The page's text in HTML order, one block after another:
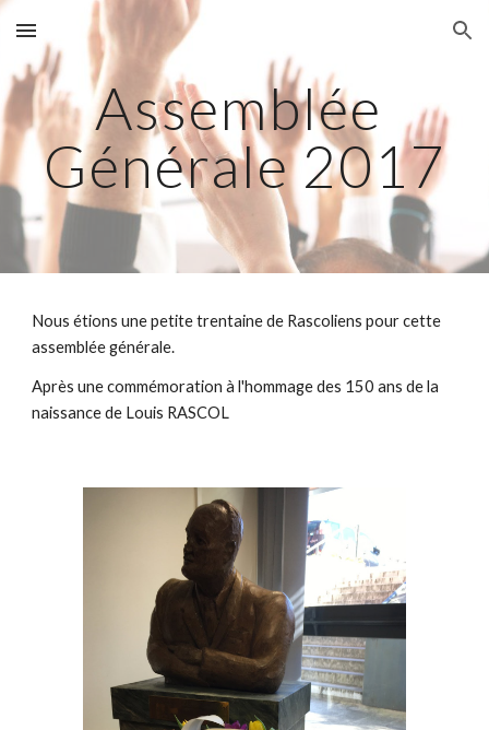
Skip to main content Skip to navigation
Assemblée
Générale 2017
Nous étions une petite trentaine de Rascoliens pour cette
assemblée générale.
Après une commémoration à l'hommage des 150 ans de la
naissance de Louis RASCOL